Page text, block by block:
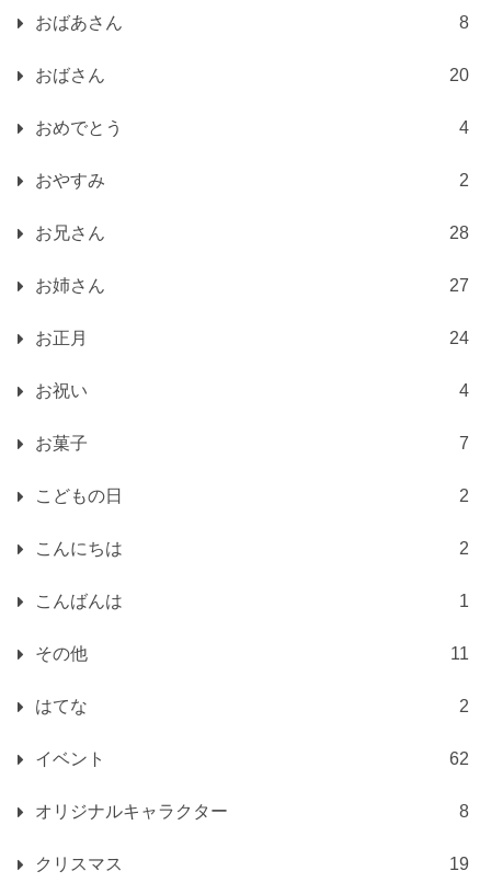
おばあさん 8
おばさん 20
おめでとう 4
おやすみ 2
お兄さん 28
お姉さん 27
お正月 24
お祝い 4
お菓子 7
こどもの日 2
こんにちは 2
こんばんは 1
その他 11
はてな 2
イベント 62
オリジナルキャラクター 8
クリスマス 19